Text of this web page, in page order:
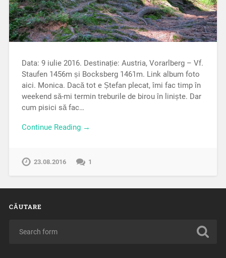
Data: 9 iulie 2016. Destinație: Austria, Vorarlberg – Vf.
Staufen 1456m și Bocksberg 1461m. Link album foto
aici. Monica. Dacă tot e Ștefan plecat, îmi fac timp în
weekend să-mi termin treburile de birou în liniște. Dar
cum pisici să fac…
Continue Reading →
23.08.2016 1
CĂUTARE